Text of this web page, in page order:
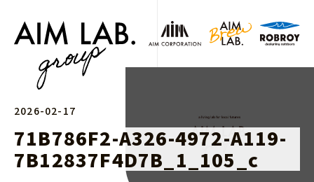
2026-02-17
71B786F2-A326-4972-A119-
7B12837F4D7B_1_105_c